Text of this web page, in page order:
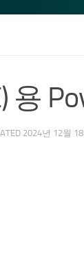
용
2024년 12월